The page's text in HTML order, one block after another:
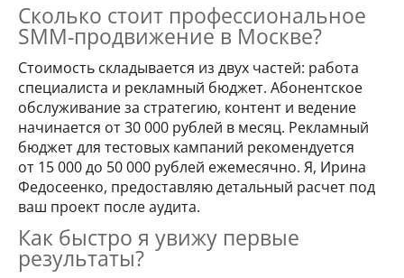
Сколько стоит профессиональное
SMM-продвижение в Москве?
Стоимость складывается из двух частей: работа
специалиста и рекламный бюджет. Абонентское
обслуживание за стратегию, контент и ведение
начинается от 30 000 рублей в месяц. Рекламный
бюджет для тестовых кампаний рекомендуется
от 15 000 до 50 000 рублей ежемесячно. Я, Ирина
Федосеенко, предоставляю детальный расчет под
ваш проект после аудита.
Как быстро я увижу первые
результаты?